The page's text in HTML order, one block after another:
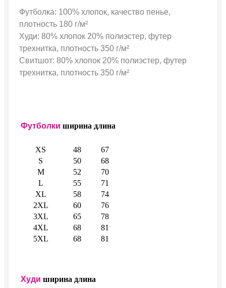
Футболка: 100% хлопок, качество пенье,
плотность 180 г/м²
Худи: 80% хлопок 20% полиэстер, футер
трехнитка, плотность 350 г/м²
Свитшот: 80% хлопок 20% полиэстер, футер
трехнитка, плотность 350 г/м²
Футболки ширина длина
XS 48
67
S
50
68
M
52
70
L
55
71
XL
58
74
2XL
60
76
3XL
65
78
4XL
68
81
5XL
68 81
Худи ширина длина